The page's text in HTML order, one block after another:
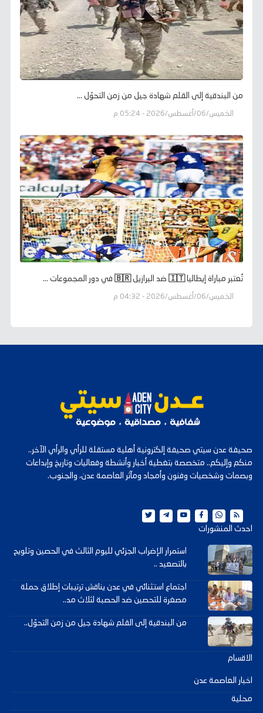
من البندقية إلى القلم شهادة جيل من زمن التحوّل ...
الخميس/06/أغسطس/2026 - 05:24 م
تُعتبر مباراة إيطاليا 🇮🇹 ضد البرازيل 🇧🇷 في دور المجموعات ...
الخميس/06/أغسطس/2026 - 04:32 م
صحيفة عدن سيتي صحيفة إلكترونية أهلية مستقلة للرأي والرأي الآخر..
منكم وإليكم.. متخصصة بتغطية أخبار وأنشطة وفعاليات وتاريخ وإبداعات
وبصمات وشخصيات وفنون وأمجاد ومآثر العاصمة عدن، والجنوب.
احدث المنشورات
استمرار الإضراب الجزئي لليوم الثالث في الحصين وتلويح
بالتصعيد ..
اجتماع استثنائي في عدن يناقش ترتيبات إطلاق حملة
مصغرة للتحصين ضد الحصبة لثلاث مد..
من البندقية إلى القلم شهادة جيل من زمن التحوّل..
الاقسام
اخبار العاصمة عدن
محلية